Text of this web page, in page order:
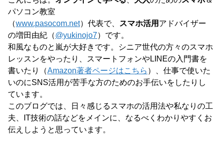
パソコン教室
（www.pasocom.net）代表で、 スマホ活用 アドバイザー
の増田由紀（@yukinojo7）です。
和風なものと嵐が大好きです。シニア世代の方々のスマホ
レッスンをやったり、スマートフォンやLINEの入門書を
書いたり（Amazon著者ページはこちら ）、仕事で使いた
いのにSNS活用が苦手な方のためのお手伝いをしたりし
ています。
このブログでは、日々感じるスマホの活用法や私なりの工
夫、IT技術の話などをメインに、なるべくわかりやすくお
伝えしようと思っています。